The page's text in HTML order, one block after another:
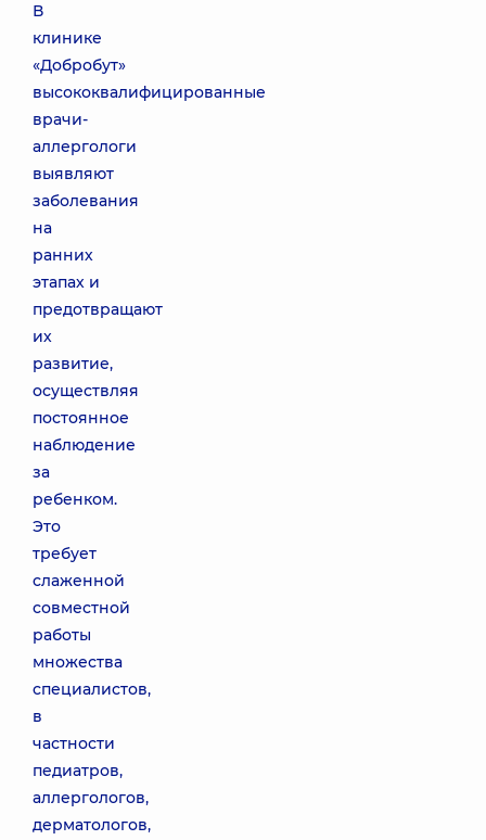
В
клинике
«Добробут»
высококвалифицированные
врачи-
аллергологи
выявляют
заболевания
на
ранних
этапах и
предотвращают
их
развитие,
осуществляя
постоянное
наблюдение
за
ребенком.
Это
требует
слаженной
совместной
работы
множества
специалистов,
в
частности
педиатров,
аллергологов,
дерматологов,